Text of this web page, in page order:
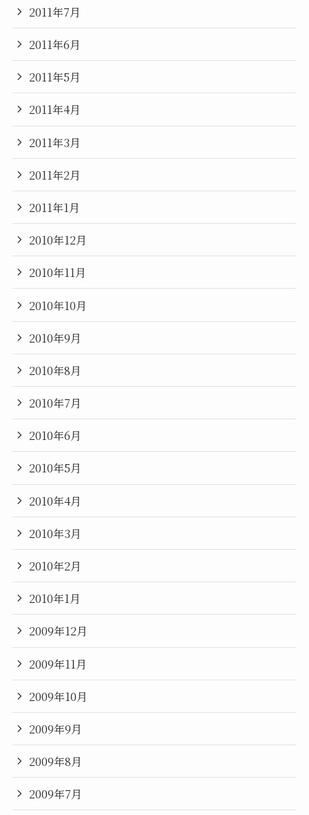
2011年7月
2011年6月
2011年5月
2011年4月
2011年3月
2011年2月
2011年1月
2010年12月
2010年11月
2010年10月
2010年9月
2010年8月
2010年7月
2010年6月
2010年5月
2010年4月
2010年3月
2010年2月
2010年1月
2009年12月
2009年11月
2009年10月
2009年9月
2009年8月
2009年7月